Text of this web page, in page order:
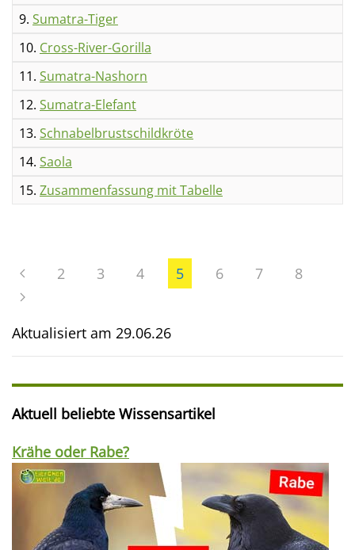
9. Sumatra-Tiger
10. Cross-River-Gorilla
11. Sumatra-Nashorn
12. Sumatra-Elefant
13. Schnabelbrustschildkröte
14. Saola
15. Zusammenfassung mit Tabelle
2 3 4 5 6 7 8
Aktualisiert am 29.06.26
Aktuell beliebte Wissensartikel
Krähe oder Rabe?